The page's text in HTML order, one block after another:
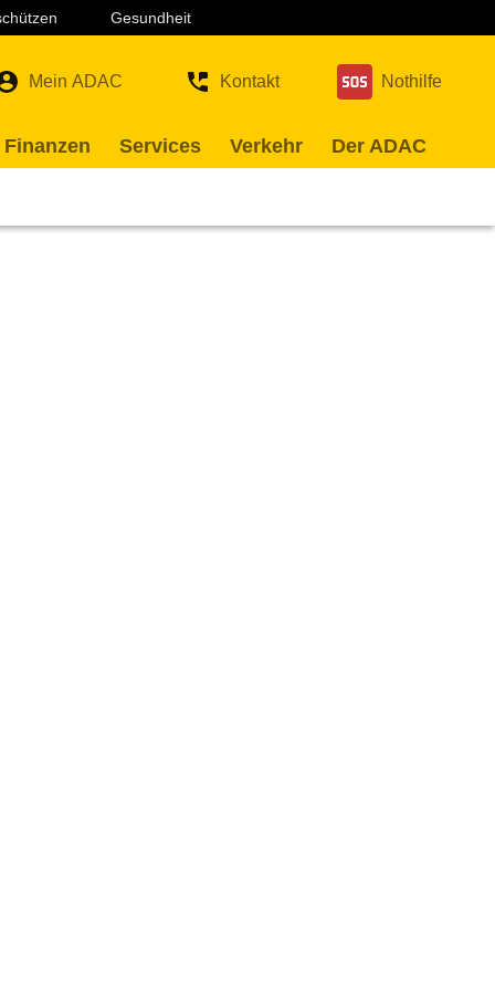
Gesundheit
Mein ADAC Kontakt Nothilfe
Services Verkehr Der ADAC